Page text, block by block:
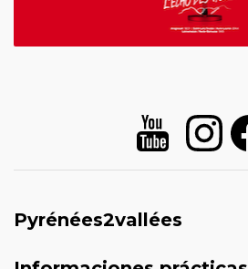
Pyrénées2vallées